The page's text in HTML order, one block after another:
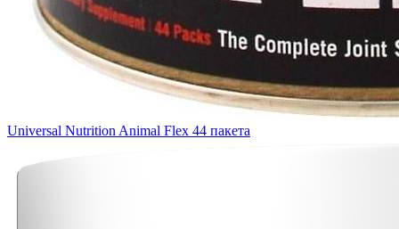
Universal Nutrition Animal Flex 44 пакета